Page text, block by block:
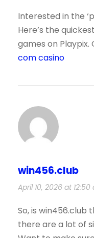
Interested in the
Here’s the
games on
com casino
win456.club
April 10, 2026 at 12:50
So, is win456.club
there are a lot of